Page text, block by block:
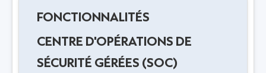
CENTRE D'OPÉRATIONS DE
SÉCURITÉ GÉRÉES (SOC)